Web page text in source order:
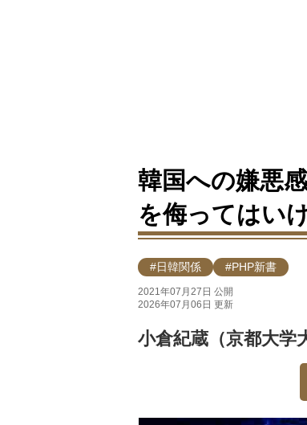
韓国への嫌悪
を侮ってはい
#日韓関係 #PHP新書
2021年07月27日 公開
2026年07月06日 更新
小倉紀蔵（京都大学